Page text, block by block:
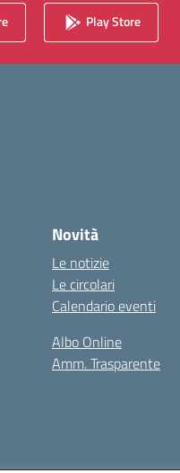
Play Store
Novità
Le notizie
Le circolari
Calendario eventi
Albo Online
Amm. Trasparente